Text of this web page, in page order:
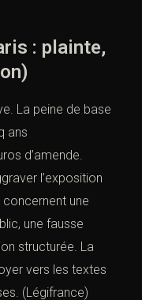
: plainte,
La peine de base
ans
d’amende.
l’exposition
une
une fausse
structurée. La
vers les textes
(Légifrance)